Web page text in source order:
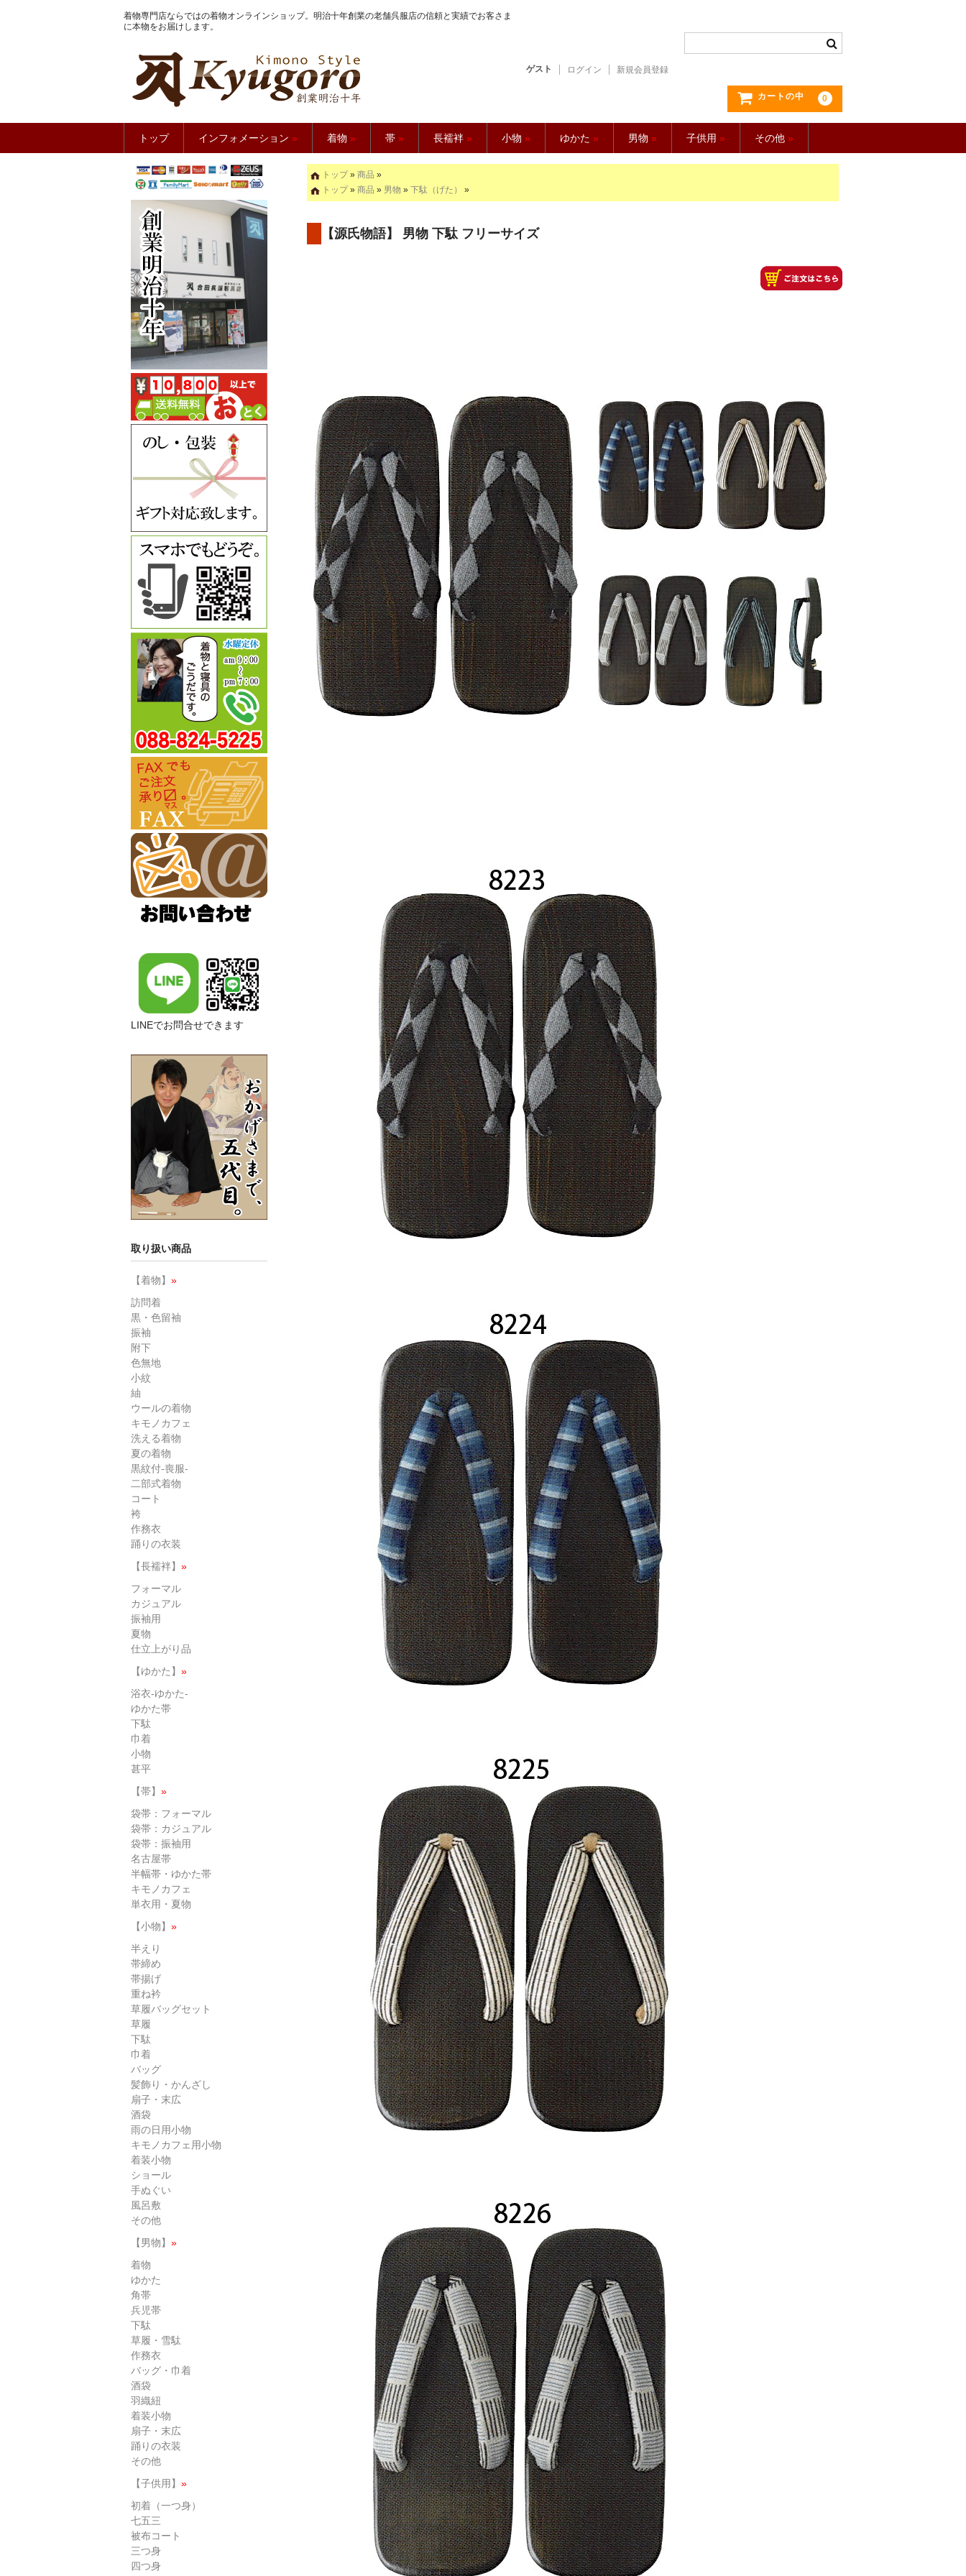
着物専門店ならではの着物オンラインショップ。明治十年創業の老舗呉服店の信頼と実績でお客さま
に本物をお届けします。
きもの館【久五郎】
ゲスト ログイン 新規会員登録
カートの中 0
トップ インフォメーション » 着物 » 帯 » 長襦袢 » 小物 » ゆかた » 男物 » 子供用 » その他 »
トップ» 商品 »
トップ» 商品 » 男物 » 下駄（げた） »
【源氏物語】 男物 下駄 フリーサイズ
LINEでお問合せできます
取り扱い商品
【着物】 »
訪問着
黒・色留袖
振袖
附下
色無地
小紋
紬
ウールの着物
キモノカフェ
洗える着物
夏の着物
黒紋付-喪服-
二部式着物
コート
袴
作務衣
踊りの衣装
【長襦袢】 »
フォーマル
カジュアル
振袖用
夏物
仕立上がり品
【ゆかた】 »
浴衣-ゆかた-
ゆかた帯
下駄
巾着
小物
甚平
【帯】 »
袋帯：フォーマル
袋帯：カジュアル
袋帯：振袖用
名古屋帯
半幅帯・ゆかた帯
キモノカフェ
単衣用・夏物
【小物】 »
半えり
帯締め
帯揚げ
重ね衿
草履バッグセット
草履
下駄
巾着
バッグ
髪飾り・かんざし
扇子・末広
酒袋
雨の日用小物
キモノカフェ用小物
着装小物
ショール
手ぬぐい
風呂敷
その他
【男物】 »
着物
ゆかた
角帯
兵児帯
下駄
草履・雪駄
作務衣
バッグ・巾着
酒袋
羽織紐
着装小物
扇子・末広
踊りの衣装
その他
【子供用】 »
初着（一つ身）
七五三
被布コート
三つ身
四つ身